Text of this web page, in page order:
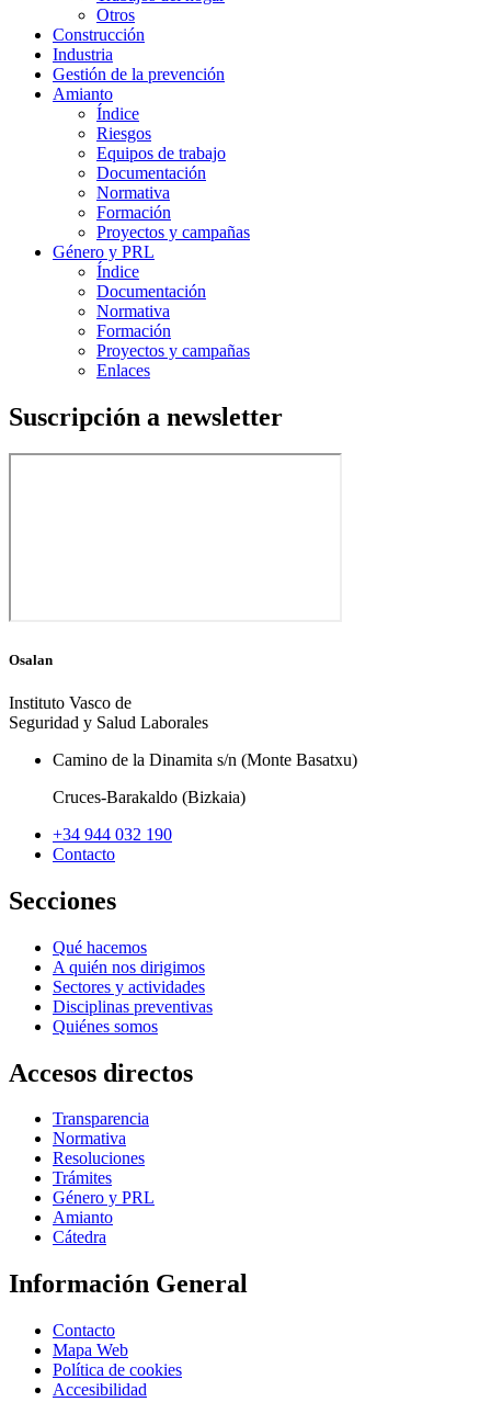
Otros
Construcción
Industria
Gestión de la prevención
Amianto
Índice
Riesgos
Equipos de trabajo
Documentación
Normativa
Formación
Proyectos y campañas
Género y PRL
Índice
Documentación
Normativa
Formación
Proyectos y campañas
Enlaces
Suscripción a newsletter
Osalan
Instituto Vasco de
Seguridad y Salud Laborales
Camino de la Dinamita s/n (Monte Basatxu)
Cruces-Barakaldo (Bizkaia)
+34 944 032 190
Contacto
Secciones
Qué hacemos
A quién nos dirigimos
Sectores y actividades
Disciplinas preventivas
Quiénes somos
Accesos directos
Transparencia
Normativa
Resoluciones
Trámites
Género y PRL
Amianto
Cátedra
Información General
Contacto
Mapa Web
Política de cookies
Accesibilidad